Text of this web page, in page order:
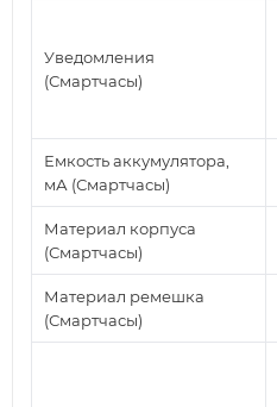
Уведомления
(Смартчасы)
Емкость аккумулятора,
мА (Смартчасы)
Материал корпуса
(Смартчасы)
Материал ремешка
(Смартчасы)